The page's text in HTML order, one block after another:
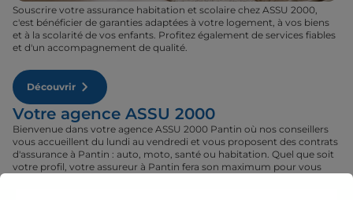
Souscrire votre assurance habitation et scolaire chez ASSU 2000,
c'est bénéficier de garanties adaptées à votre logement, à vos biens
et à la scolarité de vos enfants. Profitez également de services fiables
et d'un accompagnement de qualité.
Découvrir
Votre agence ASSU 2000
Bienvenue dans votre agence ASSU 2000 Pantin où nos conseillers
vous accueillent du lundi au vendredi et vous proposent des contrats
d'assurance à Pantin : auto, moto, santé ou habitation. Quel que soit
votre profil, votre assureur à Pantin fera son maximum pour vous